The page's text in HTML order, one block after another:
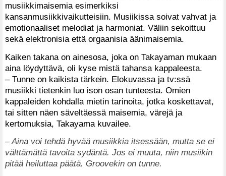
musiikkimaisemia esimerkiksi
kansanmusiikkivaikutteisiin. Musiikissa soivat vahvat ja
emotionaaliset melodiat ja harmoniat. Väliin sekoittuu
sekä elektronisia että orgaanisia äänimaisemia.
Kaiken takana on ainesosa, joka on Takayaman mukaan
aina löydyttävä, oli kyse mistä tahansa kappaleesta.
– Tunne on kaikista tärkein. Elokuvassa ja tv:ssä
musiikki tietenkin luo ison osan tunteesta. Omien
kappaleiden kohdalla mietin tarinoita, jotka koskettavat,
tai sitten näen säveltäessä maisemia, värejä ja
kertomuksia, Takayama kuvailee.
– Aina voi tehdä hyvää musiikkia itsessään, mutta se ei
välttämättä tavoita sydäntä. Jos ei muuta, niin musiikin
pitää heiluttaa päätä. Groovekin on tunne.